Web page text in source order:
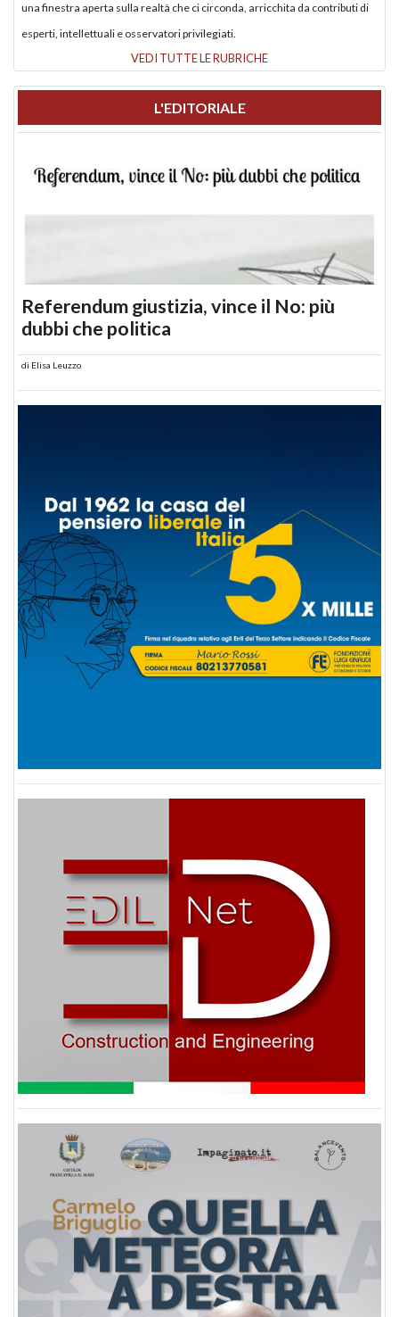
una finestra aperta sulla realtà che ci circonda, arricchita da contributi di
esperti, intellettuali e osservatori privilegiati.
VEDI TUTTE LE RUBRICHE
L'EDITORIALE
Referendum giustizia, vince il No: più
dubbi che politica
di Elisa Leuzzo